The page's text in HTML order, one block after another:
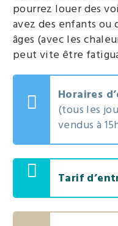
pourrez louer des
avez des enfants ou
âges (avec les
peut vite être
Horaires
(tous les
vendus à
Tarif